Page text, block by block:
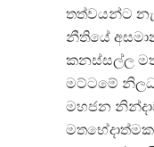
තත්වයන්ට
නීතියේ
කනස්සල්ල
මට්ටමේ
මහජන